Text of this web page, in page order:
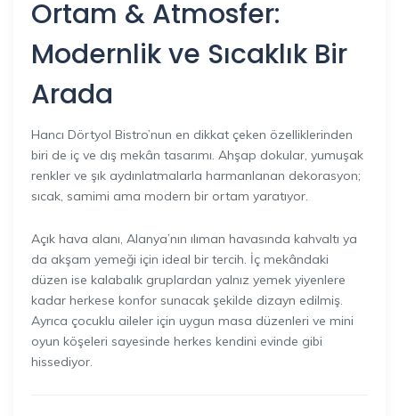
Ortam & Atmosfer:
Modernlik ve Sıcaklık Bir
Arada
Hancı Dörtyol Bistro’nun en dikkat çeken özelliklerinden
biri de iç ve dış mekân tasarımı. Ahşap dokular, yumuşak
renkler ve şık aydınlatmalarla harmanlanan dekorasyon;
sıcak, samimi ama modern bir ortam yaratıyor.
Açık hava alanı, Alanya’nın ılıman havasında kahvaltı ya
da akşam yemeği için ideal bir tercih. İç mekândaki
düzen ise kalabalık gruplardan yalnız yemek yiyenlere
kadar herkese konfor sunacak şekilde dizayn edilmiş.
Ayrıca çocuklu aileler için uygun masa düzenleri ve mini
oyun köşeleri sayesinde herkes kendini evinde gibi
hissediyor.